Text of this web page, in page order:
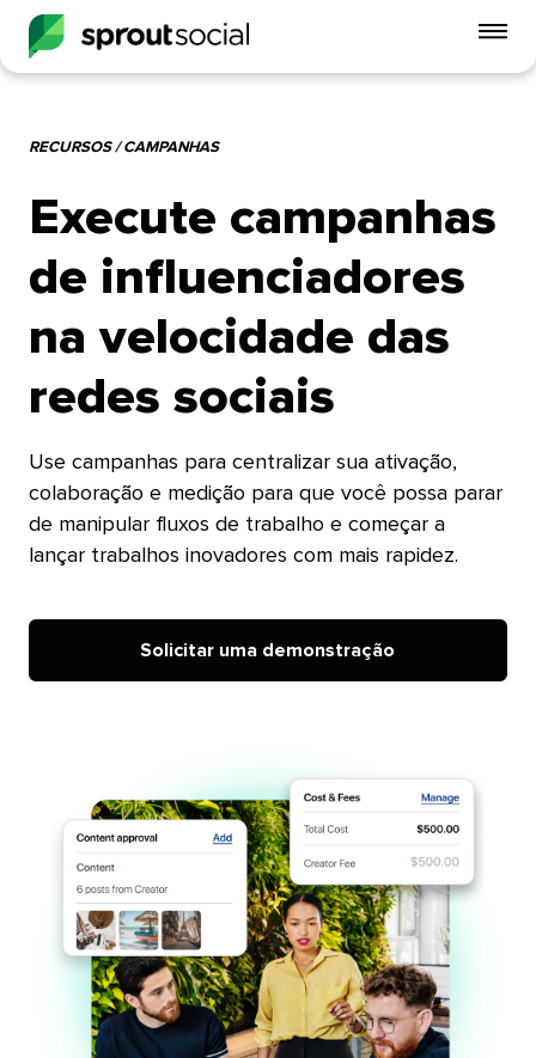
RECURSOS / CAMPANHAS​​
Execute campanhas
de influenciadores
na velocidade das
redes sociais​​
Use campanhas para centralizar sua ativação,
colaboração e medição para que você possa parar
de manipular fluxos de trabalho e começar a
lançar trabalhos inovadores com mais rapidez.​​
Solicitar uma demonstração​​